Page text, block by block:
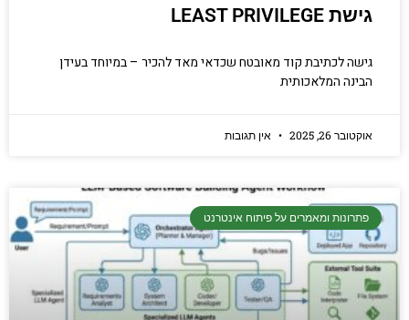
גישת LEAST PRIVILEGE
גישה לכתיבת קוד מאובטח שכדאי מאד להכיר – במיוחד בעידן
הבינה המלאכותית
אוקטובר 26, 2025 אין תגובות
פתרונות ומאמרים על פיתוח אינטרנט